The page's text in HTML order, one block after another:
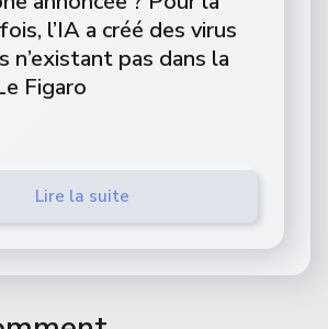
l’IA a créé des virus
n’existant pas dans la
Figaro
Lire la suite